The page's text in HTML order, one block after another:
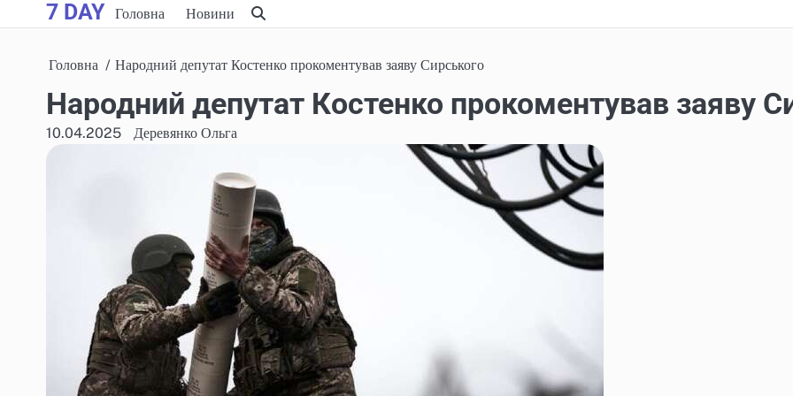
to
7 DAY Головна Новини
Головна Народний депутат Костенко прокоментував заяву Сирського
Народний депутат Костенко прокоментував заяву
10.04.2025 Деревянко Ольга